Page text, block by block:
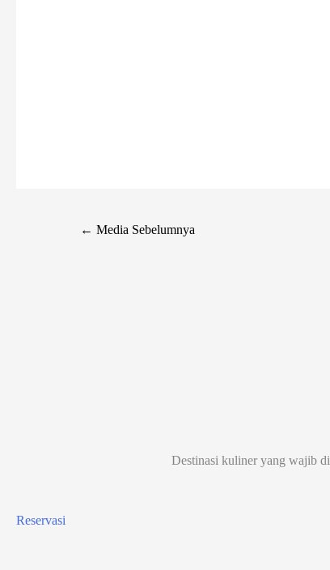
← Media Sebelumnya
Destinasi kuliner yang wajib
Reservasi